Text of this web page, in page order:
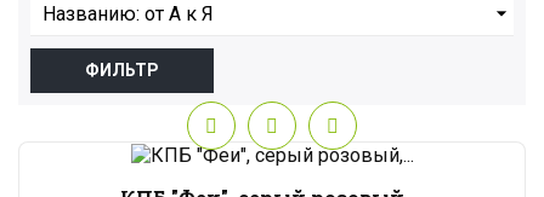
Названию: от А к Я 
ФИЛЬТР